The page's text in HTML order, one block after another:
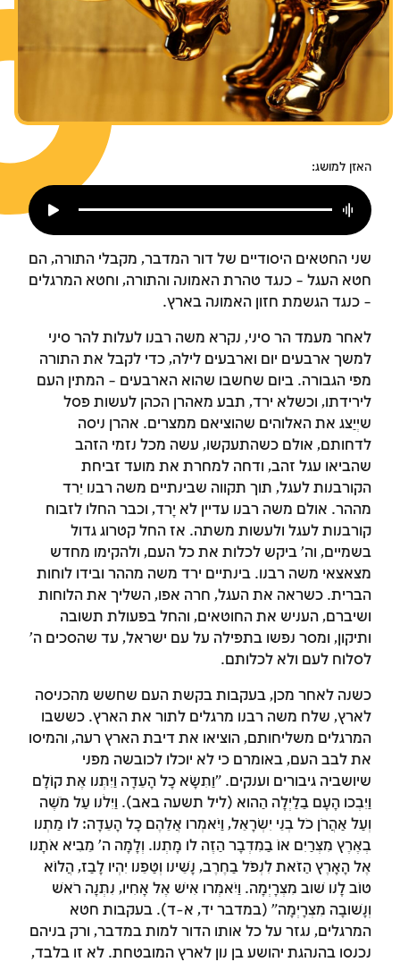
צומות החורבן
חנוכה
פורים
האזן למושג:
שני החטאים היסודיים של דור המדבר, מקבלי התורה, הם
חטא העגל – כנגד טהרת האמונה והתורה, וחטא המרגלים
– כנגד הגשמת חזון האמונה בארץ.
לאחר מעמד הר סיני, נקרא משה רבנו לעלות להר סיני
למשך ארבעים יום וארבעים לילה, כדי לקבל את התורה
מפי הגבורה. ביום שחשבו שהוא הארבעים – המתין העם
לירידתו, וכשלא ירד, תבע מאהרן הכהן לעשות פסל
שיְיַצג את האלוהים שהוציאם ממצרים. אהרן ניסה
לדחותם, אולם כשהתעקשו, עשה מכל נזמי הזהב
שהביאו עגל זהב, ודחה למחרת את מועד זביחת
הקורבנות לעגל, תוך תקווה שבינתיים משה רבנו יֵרד
מההר. אולם משה רבנו עדיין לא יָרד, וכבר החלו לזבוח
קורבנות לעגל ולעשות משתה. אז החל קטרוג גדול
בשמיים, וה' ביקש לכלות את כל העם, ולהקימו מחדש
מצאצאי משה רבנו. בינתיים ירד משה מההר ובידו לוחות
הברית. כשראה את העגל, חרה אפו, השליך את הלוחות
ושיברם, העניש את החוטאים, והחל בפעולת תשובה
ותיקון, ומסר נפשו בתפילה על עם ישראל, עד שהסכים ה'
לסלוח לעם ולא לכלותם.
כשנה לאחר מכן, בעקבות בקשת העם שחשש מהכניסה
לארץ, שלח משה רבנו מרגלים לתור את הארץ. כששבו
המרגלים משליחותם, הוציאו את דיבת הארץ רעה, והמיסו
את לבב העם, באומרם כי לא יוכלו לכובשה מפני
שיושביה גיבורים וענקים. "וַתִּשָּׂא כָּל הָעֵדָה וַיִּתְּנוּ אֶת קוֹלָם
וַיִּבְכּוּ הָעָם בַּלַּיְלָה הַהוּא (ליל תשעה באב). וַיִּלֹּנוּ עַל מֹשֶׁה
וְעַל אַהֲרֹן כֹּל בְּנֵי יִשְׂרָאֵל, וַיֹּאמְרוּ אֲלֵהֶם כָּל הָעֵדָה: לוּ מַתְנוּ
בְּאֶרֶץ מִצְרַיִם אוֹ בַּמִּדְבָּר הַזֶּה לוּ מָתְנוּ. וְלָמָה ה' מֵבִיא אֹתָנוּ
אֶל הָאָרֶץ הַזֹּאת לִנְפֹּל בַּחֶרֶב, נָשֵׁינוּ וְטַפֵּנוּ יִהְיוּ לָבַז, הֲלוֹא
טוֹב לָנוּ שׁוּב מִצְרָיְמָה. וַיֹּאמְרוּ אִישׁ אֶל אָחִיו, נִתְּנָה רֹאשׁ
וְנָשׁוּבָה מִצְרָיְמָה" (במדבר יד, א-ד). בעקבות חטא
המרגלים, נגזר על כל אותו הדור למות במדבר, ורק בניהם
נכנסו בהנהגת יהושע בן נון לארץ המובטחת. לא זו בלבד,